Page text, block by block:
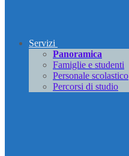
Servizi
Panoramica
Famiglie e studenti
Personale scolastico
Percorsi di studio